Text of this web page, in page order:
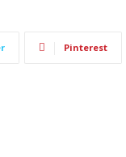
Pinterest